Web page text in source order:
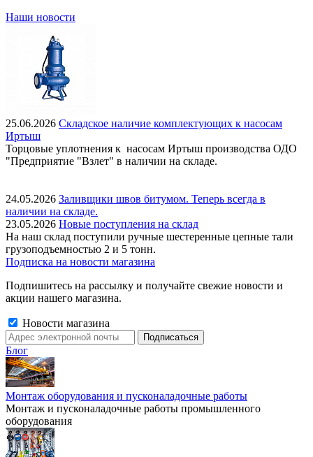
Наши новости
25.06.2026 Складское наличие комплектующих к насосам
Иртыш
Торцовые уплотнения к насосам Иртыш производства ОДО
"Предприятие "Взлет" в наличии на складе.
24.05.2026 Заливщики швов битумом. Теперь всегда в
наличии на складе.
23.05.2026 Новые поступления на склад
На наш склад поступили ручные шестеренные цепные тали
грузоподъемностью 2 и 5 тонн.
Подписка на новости магазина
Подпишитесь на рассылку и получайте свежие новости и
акции нашего магазина.
Новости магазина
Блог
Монтаж оборудования и пусконаладочные работы
Монтаж и пусконаладочные работы промышленного
оборудования